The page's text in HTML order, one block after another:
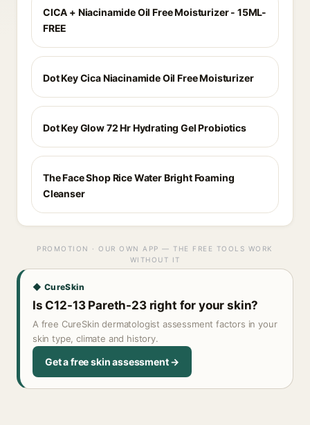
CICA + Niacinamide Oil Free Moisturizer - 15ML-
FREE
Dot Key Cica Niacinamide Oil Free Moisturizer
Dot Key Glow 72 Hr Hydrating Gel Probiotics
The Face Shop Rice Water Bright Foaming
Cleanser
PROMOTION · OUR OWN APP — THE FREE TOOLS WORK
WITHOUT IT
◆ CureSkin
Is C12-13 Pareth-23 right for your skin?
A free CureSkin dermatologist assessment factors in your
skin type, climate and history.
Get a free skin assessment →